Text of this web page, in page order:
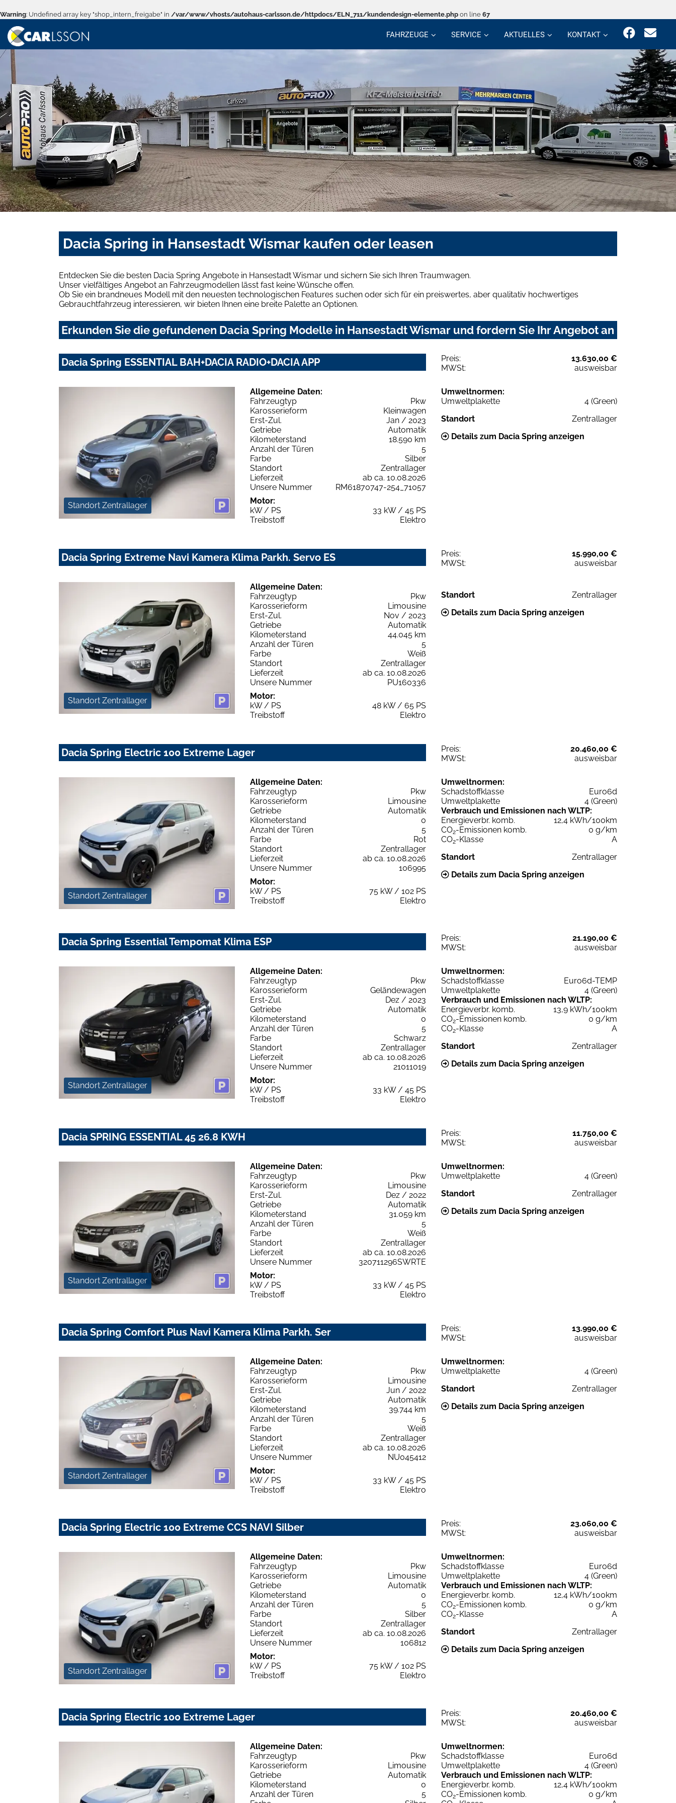
Warning: Undefined array key "shop_intern_freigabe" in /var/www/vhosts/autohaus-carlsson.de/httpdocs/ELN_711/kundendesign-elemente.php on line 67
FAHRZEUGE SERVICE AKTUELLES KONTAKT
Dacia Spring in Hansestadt Wismar kaufen oder leasen
Entdecken Sie die besten Dacia Spring Angebote in Hansestadt Wismar und sichern Sie sich Ihren Traumwagen.
Unser vielfältiges Angebot an Fahrzeugmodellen lässt fast keine Wünsche offen.
Ob Sie ein brandneues Modell mit den neuesten technologischen Features suchen oder sich für ein preiswertes, aber qualitativ hochwertiges
Gebrauchtfahrzeug interessieren, wir bieten Ihnen eine breite Palette an Optionen.
Erkunden Sie die gefundenen Dacia Spring Modelle in Hansestadt Wismar und fordern Sie Ihr Angebot an
Dacia Spring ESSENTIAL BAH+DACIA RADIO+DACIA APP Preis:
13.630,00 €
MWSt:
ausweisbar
Standort Zentrallager
Allgemeine Daten:
Fahrzeugtyp
Pkw
Karosserieform
Kleinwagen
Erst-Zul.
Jan / 2023
Getriebe
Automatik
Kilometerstand
18.590 km
Anzahl der Türen
5
Farbe
Silber
Standort
Zentrallager
Lieferzeit
ab ca. 10.08.2026
Unsere Nummer
RM61870747-254_71057
Motor:
kW / PS
33 kW / 45 PS
Treibstoff
Elektro
Umweltnormen:
Umweltplakette
4 (Green)
Standort
Zentrallager
Details zum Dacia Spring anzeigen
Dacia Spring Extreme Navi Kamera Klima Parkh. Servo ES Preis:
15.990,00 €
MWSt:
ausweisbar
Standort Zentrallager
Allgemeine Daten:
Fahrzeugtyp
Pkw
Karosserieform
Limousine
Erst-Zul.
Nov / 2023
Getriebe
Automatik
Kilometerstand
44.045 km
Anzahl der Türen
5
Farbe
Weiß
Standort
Zentrallager
Lieferzeit
ab ca. 10.08.2026
Unsere Nummer
PU160336
Motor:
kW / PS
48 kW / 65 PS
Treibstoff
Elektro
Standort
Zentrallager
Details zum Dacia Spring anzeigen
Dacia Spring Electric 100 Extreme Lager Preis:
20.460,00 €
MWSt:
ausweisbar
Standort Zentrallager
Allgemeine Daten:
Fahrzeugtyp
Pkw
Karosserieform
Limousine
Getriebe
Automatik
Kilometerstand
0
Anzahl der Türen
5
Farbe
Rot
Standort
Zentrallager
Lieferzeit
ab ca. 10.08.2026
Unsere Nummer
106995
Motor:
kW / PS
75 kW / 102 PS
Treibstoff
Elektro
Umweltnormen:
Schadstoffklasse
Euro6d
Umweltplakette
4 (Green)
Verbrauch und Emissionen nach WLTP:
Energieverbr. komb.
12,4 kWh/100km
CO2-Emissionen komb.
0 g/km
CO2-Klasse
A
Standort
Zentrallager
Details zum Dacia Spring anzeigen
Dacia Spring Essential Tempomat Klima ESP Preis:
21.190,00 €
MWSt:
ausweisbar
Standort Zentrallager
Allgemeine Daten:
Fahrzeugtyp
Pkw
Karosserieform
Geländewagen
Erst-Zul.
Dez / 2023
Getriebe
Automatik
Kilometerstand
0
Anzahl der Türen
5
Farbe
Schwarz
Standort
Zentrallager
Lieferzeit
ab ca. 10.08.2026
Unsere Nummer
21011019
Motor:
kW / PS
33 kW / 45 PS
Treibstoff
Elektro
Umweltnormen:
Schadstoffklasse
Euro6d-TEMP
Umweltplakette
4 (Green)
Verbrauch und Emissionen nach WLTP:
Energieverbr. komb.
13,9 kWh/100km
CO2-Emissionen komb.
0 g/km
CO2-Klasse
A
Standort
Zentrallager
Details zum Dacia Spring anzeigen
Dacia SPRING ESSENTIAL 45 26.8 KWH Preis:
11.750,00 €
MWSt:
ausweisbar
Standort Zentrallager
Allgemeine Daten:
Fahrzeugtyp
Pkw
Karosserieform
Limousine
Erst-Zul.
Dez / 2022
Getriebe
Automatik
Kilometerstand
31.059 km
Anzahl der Türen
5
Farbe
Weiß
Standort
Zentrallager
Lieferzeit
ab ca. 10.08.2026
Unsere Nummer
320711296SWRTE
Motor:
kW / PS
33 kW / 45 PS
Treibstoff
Elektro
Umweltnormen:
Umweltplakette
4 (Green)
Standort
Zentrallager
Details zum Dacia Spring anzeigen
Dacia Spring Comfort Plus Navi Kamera Klima Parkh. Ser Preis:
13.990,00 €
MWSt:
ausweisbar
Standort Zentrallager
Allgemeine Daten:
Fahrzeugtyp
Pkw
Karosserieform
Limousine
Erst-Zul.
Jun / 2022
Getriebe
Automatik
Kilometerstand
39.744 km
Anzahl der Türen
5
Farbe
Weiß
Standort
Zentrallager
Lieferzeit
ab ca. 10.08.2026
Unsere Nummer
NU045412
Motor:
kW / PS
33 kW / 45 PS
Treibstoff
Elektro
Umweltnormen:
Umweltplakette
4 (Green)
Standort
Zentrallager
Details zum Dacia Spring anzeigen
Dacia Spring Electric 100 Extreme CCS NAVI Silber Preis:
23.060,00 €
MWSt:
ausweisbar
Standort Zentrallager
Allgemeine Daten:
Fahrzeugtyp
Pkw
Karosserieform
Limousine
Getriebe
Automatik
Kilometerstand
0
Anzahl der Türen
5
Farbe
Silber
Standort
Zentrallager
Lieferzeit
ab ca. 10.08.2026
Unsere Nummer
106812
Motor:
kW / PS
75 kW / 102 PS
Treibstoff
Elektro
Umweltnormen:
Schadstoffklasse
Euro6d
Umweltplakette
4 (Green)
Verbrauch und Emissionen nach WLTP:
Energieverbr. komb.
12,4 kWh/100km
CO2-Emissionen komb.
0 g/km
CO2-Klasse
A
Standort
Zentrallager
Details zum Dacia Spring anzeigen
Dacia Spring Electric 100 Extreme Lager Preis:
20.460,00 €
MWSt:
ausweisbar
Allgemeine Daten:
Fahrzeugtyp
Pkw
Karosserieform
Limousine
Getriebe
Automatik
Kilometerstand
0
Anzahl der Türen
5
Umweltnormen:
Schadstoffklasse
Euro6d
Umweltplakette
4 (Green)
Verbrauch und Emissionen nach WLTP:
Energieverbr. komb.
12,4 kWh/100km
CO2-Emissionen komb.
0 g/km